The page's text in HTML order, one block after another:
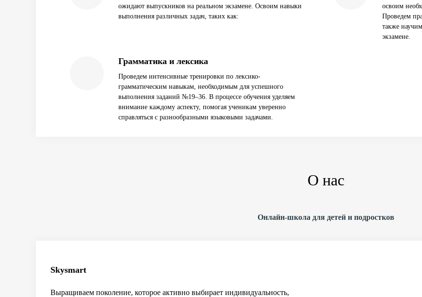
ожидают выпускников на реальном экзамене. Освоим навыки
выполнения различных задач, таких как:
освоим
Проведем
также
экзамене.
Грамматика и лексика
Проведем интенсивные тренировки по лексико-
грамматическим навыкам, необходимым для успешного
выполнения заданий №19–36. В процессе обучения уделяем
внимание каждому аспекту, помогая ученикам уверенно
справляться с разнообразными языковыми задачами.
О нас
Онлайн-школа для детей и подростков
Skysmart
Выращиваем поколение, которое активно выбирает индивидуальность,